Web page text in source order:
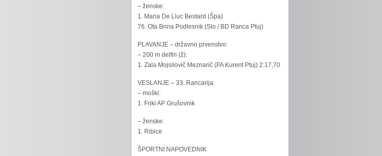
– ženske:
1. Maria De Lluc Bestard (Špa)
76. Ota Brina Podlesnik (Slo / BD Ranca Ptuj)
PLAVANJE – državno prvenstvo:
– 200 m delfin (ž):
1. Zala Mojsilovič Meznarič (PA Kurent Ptuj) 2:17,70
VESLANJE – 33. Rancarija:
– moški:
1. Friki AP Grušovnik
– ženske:
1. Ribice
ŠPORTNI NAPOVEDNIK